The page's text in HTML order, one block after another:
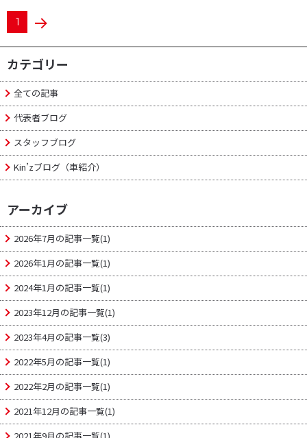
投
稿
ナ
ビ
ゲ
ー
シ
ョ
ン
PAGE
1
X
T
P
A
G
E
カテゴリー
全ての記事
代表者ブログ
スタッフブログ
Kin’zブログ（車紹介）
アーカイブ
2026年7月の記事一覧(1)
2026年1月の記事一覧(1)
2024年1月の記事一覧(1)
2023年12月の記事一覧(1)
2023年4月の記事一覧(3)
2022年5月の記事一覧(1)
2022年2月の記事一覧(1)
2021年12月の記事一覧(1)